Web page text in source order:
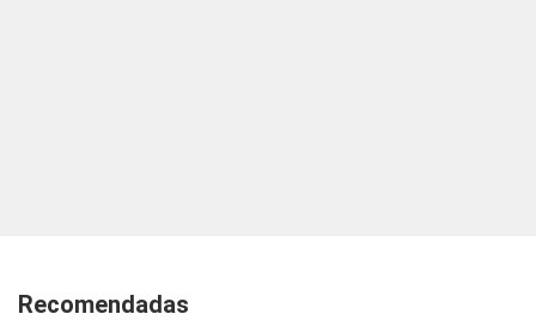
Recomendadas